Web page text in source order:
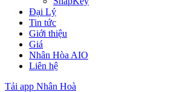
Đại Lý
Tin tức
Giới thiệu
Giá
Nhân Hòa AIO
Liên hệ
Tải app Nhân Hoà